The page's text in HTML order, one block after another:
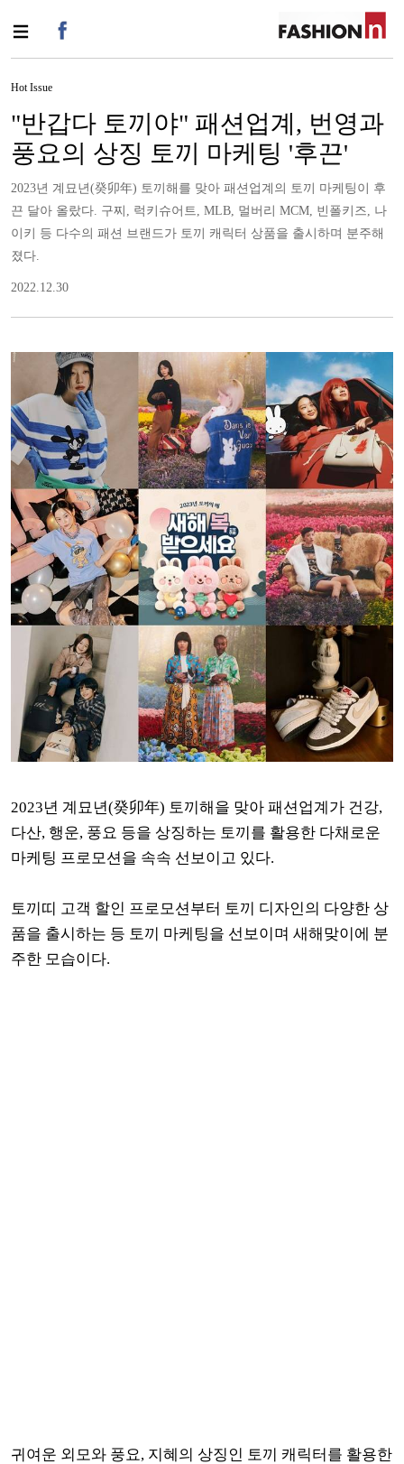
Hot Issue
"반갑다 토끼야" 패션업계, 번영과
풍요의 상징 토끼 마케팅 '후끈'
2023년 계묘년(癸卯年) 토끼해를 맞아 패션업계의 토끼 마케팅이 후
끈 달아 올랐다. 구찌, 럭키슈어트, MLB, 멀버리 MCM, 빈폴키즈, 나
이키 등 다수의 패션 브랜드가 토끼 캐릭터 상품을 출시하며 분주해
졌다.
2022.12.30
2023년 계묘년(癸卯年) 토끼해을 맞아 패션업계가 건강,
다산, 행운, 풍요 등을 상징하는 토끼를 활용한 다채로운
마케팅 프로모션을 속속 선보이고 있다.
토끼띠 고객 할인 프로모션부터 토끼 디자인의 다양한 상
품을 출시하는 등 토끼 마케팅을 선보이며 새해맞이에 분
주한 모습이다.
귀여운 외모와 풍요, 지혜의 상징인 토끼 캐릭터를 활용한